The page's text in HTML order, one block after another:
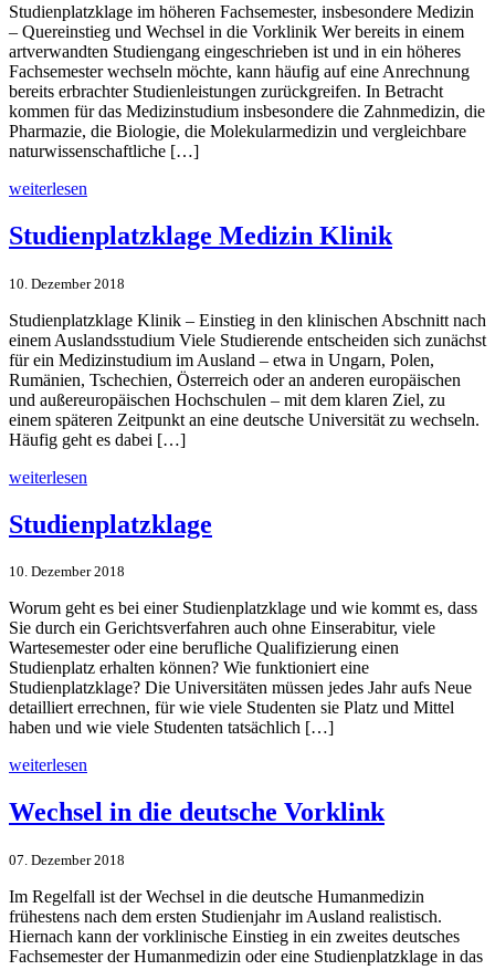
Studienplatzklage im höheren Fachsemester, insbesondere Medizin
– Quereinstieg und Wechsel in die Vorklinik Wer bereits in einem
artverwandten Studiengang eingeschrieben ist und in ein höheres
Fachsemester wechseln möchte, kann häufig auf eine Anrechnung
bereits erbrachter Studienleistungen zurückgreifen. In Betracht
kommen für das Medizinstudium insbesondere die Zahnmedizin, die
Pharmazie, die Biologie, die Molekularmedizin und vergleichbare
naturwissenschaftliche […]
weiterlesen
Studienplatz­klage Medizin Klinik
10. Dezember 2018
Studienplatzklage Klinik – Einstieg in den klinischen Abschnitt nach
einem Auslandsstudium Viele Studierende entscheiden sich zunächst
für ein Medizinstudium im Ausland – etwa in Ungarn, Polen,
Rumänien, Tschechien, Österreich oder an anderen europäischen
und außereuropäischen Hochschulen – mit dem klaren Ziel, zu
einem späteren Zeitpunkt an eine deutsche Universität zu wechseln.
Häufig geht es dabei […]
weiterlesen
Studienplatz­klage
10. Dezember 2018
Worum geht es bei einer Studienplatzklage und wie kommt es, dass
Sie durch ein Gerichtsverfahren auch ohne Einserabitur, viele
Wartesemester oder eine berufliche Qualifizierung einen
Studienplatz erhalten können? Wie funktioniert eine
Studienplatzklage? Die Universitäten müssen jedes Jahr aufs Neue
detailliert errechnen, für wie viele Studenten sie Platz und Mittel
haben und wie viele Studenten tatsächlich […]
weiterlesen
Wechsel in die deutsche Vorklink
07. Dezember 2018
Im Regelfall ist der Wechsel in die deutsche Humanmedizin
frühestens nach dem ersten Studienjahr im Ausland realistisch.
Hiernach kann der vorklinische Einstieg in ein zweites deutsches
Fachsemester der Humanmedizin oder eine Studienplatzklage in das